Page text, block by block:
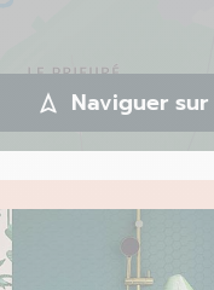
Naviguer